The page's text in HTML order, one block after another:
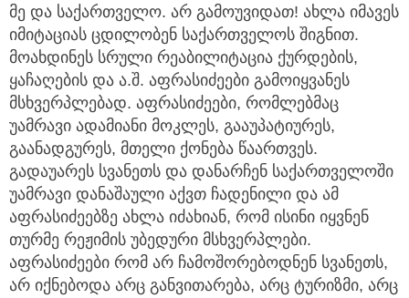
მე და საქართველო. არ გამოუვიდათ! ახლა იმავეს
იმიტაციას ცდილობენ საქართველოს შიგნით.
მოახდინეს სრული რეაბილიტაცია ქურდების,
ყაჩაღების და ა.შ. აფრასიძეები გამოიყვანეს
მსხვერპლებად. აფრასიძეები, რომლებმაც
უამრავი ადამიანი მოკლეს, გააუპატიურეს,
გაანადგურეს, მთელი ქონება წაართვეს.
გადაუარეს სვანეთს და დანარჩენ საქართველოში
უამრავი დანაშაული აქვთ ჩადენილი და ამ
აფრასიძეებზე ახლა იძახიან, რომ ისინი იყვნენ
თურმე რეჟიმის უბედური მსხვერპლები.
აფრასიძეები რომ არ ჩამოშორებოდნენ სვანეთს,
არ იქნებოდა არც განვითარება, არც ტურიზმი, არც